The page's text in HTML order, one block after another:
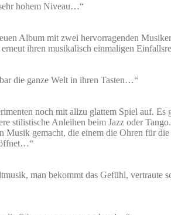
hohem Niveau…“
Album mit zwei hervorragenden
ihren musikalisch einmaligen
die ganze Welt in ihren Tasten…“
noch mit allzu glattem Spiel auf. Es
stilistische Anleihen beim Jazz oder
Musik gemacht, die einem die Ohren für die
öffnet…“
man bekommt das Gefühl, vertraute